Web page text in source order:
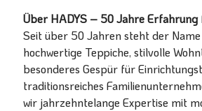
Über HADYS – 50 Jahre Erfahrung
Seit über 50 Jahren steht der
hochwertige Teppiche, stilvolle
besonderes Gespür für
traditionsreiches
wir jahrzehntelange Expertise mit